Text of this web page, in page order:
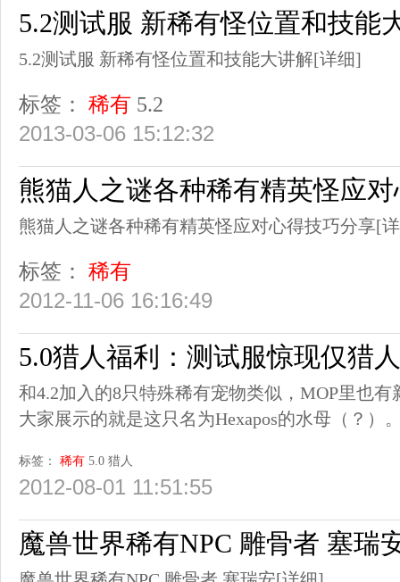
5.2测试服 新稀有怪位置和技能
5.2测试服 新稀有怪位置和技能大讲解[详细]
标签： 稀有 5.2
2013-03-06 15:12:32
熊猫人之谜各种稀有精英怪应
熊猫人之谜各种稀有精英怪应对心得技巧分享[
标签：
稀有
2012-11-06 16:16:49
5.0猎人福利：测试服惊现仅猎
和4.2加入的8只特殊稀有宠物类似，MOP里也
大家展示的就是这只名为Hexapos的水母（？）
标签： 稀有 5.0 猎人
2012-08-01 11:51:55
魔兽世界稀有NPC 雕骨者 塞瑞